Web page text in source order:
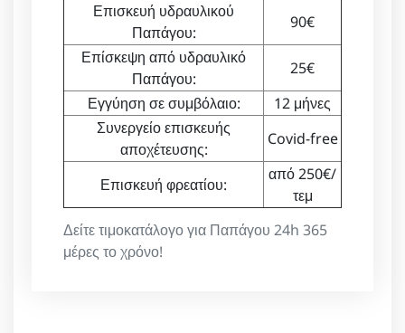
Δείτε τιμοκατάλογο για Παπάγου 24h 365
μέρες το χρόνο!
Επισκευή υδραυλικού
Παπάγου:
90€
Επίσκεψη από υδραυλικό
Παπάγου:
25€
Εγγύηση σε συμβόλαιο:
12 μήνες
Συνεργείο επισκευής
αποχέτευσης:
Covid-free
Επισκευή φρεατίου:
από 250€/
τεμ